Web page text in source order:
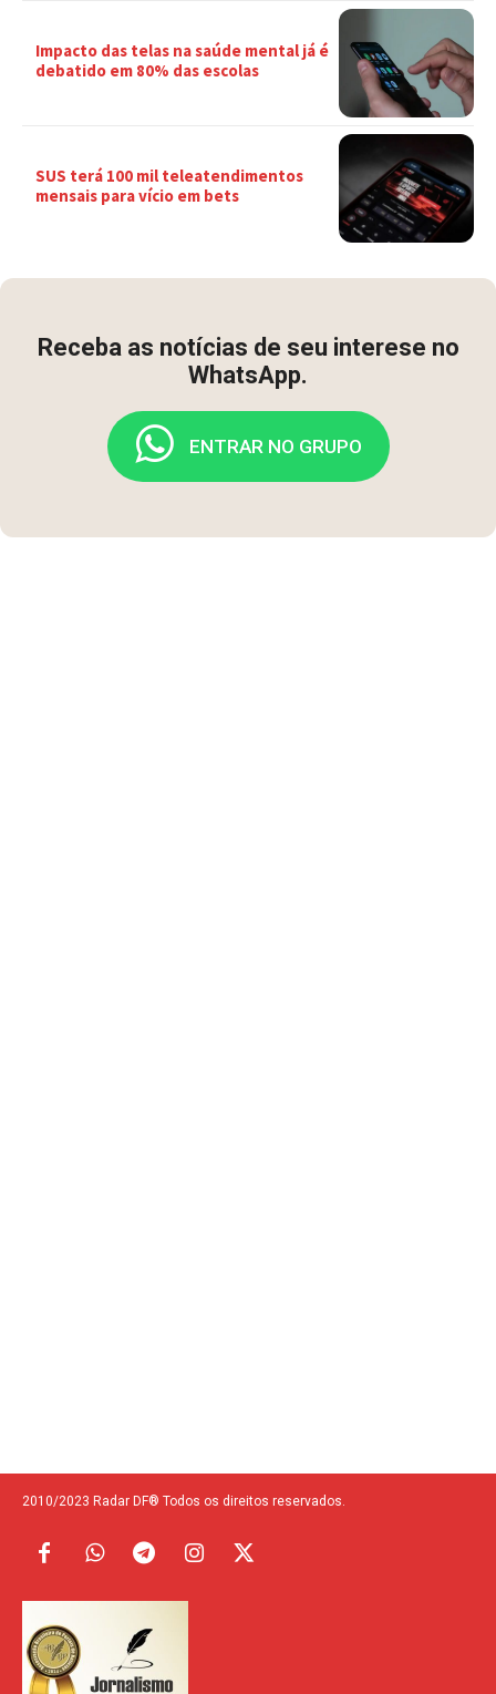
Impacto das telas na saúde mental já é
debatido em 80% das escolas
SUS terá 100 mil teleatendimentos
mensais para vício em bets
Receba as notícias de seu interese no
WhatsApp.
ENTRAR NO GRUPO
2010/2023 Radar DF® Todos os direitos reservados.